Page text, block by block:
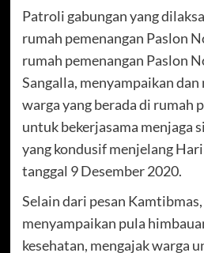
Patroli gabungan yang
rumah pemenangan Paslon
rumah pemenangan Paslon
Sangalla, menyampaikan
warga yang berada di rumah
untuk bekerjasama menjaga
yang kondusif menjelang
tanggal 9 Desember 2020.
Selain dari pesan
menyampaikan pula
kesehatan, mengajak warga